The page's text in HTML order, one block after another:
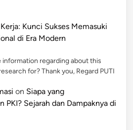
Kunci Sukses Memasuki
di Era Modern
information regarding about this
for? Thank you, Regard PUTI
on Siapa yang
PKI? Sejarah dan Dampaknya di